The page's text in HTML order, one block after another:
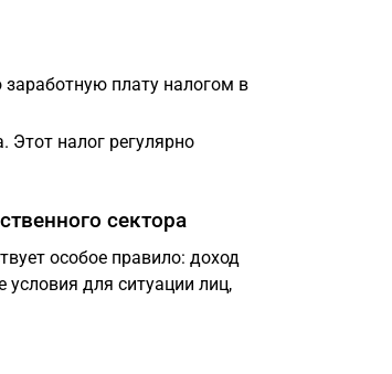
плату налогом в
Этот налог регулярно
сектора
особое правило: доход
условия для ситуации лиц,